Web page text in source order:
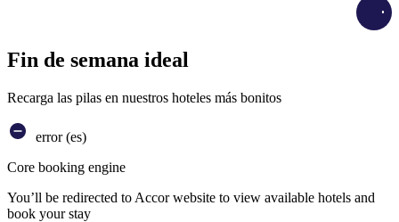
Fin de semana ideal
Recarga las pilas en nuestros hoteles más bonitos
error (es)
Core booking engine
You’ll be redirected to Accor website to view available hotels and
book your stay